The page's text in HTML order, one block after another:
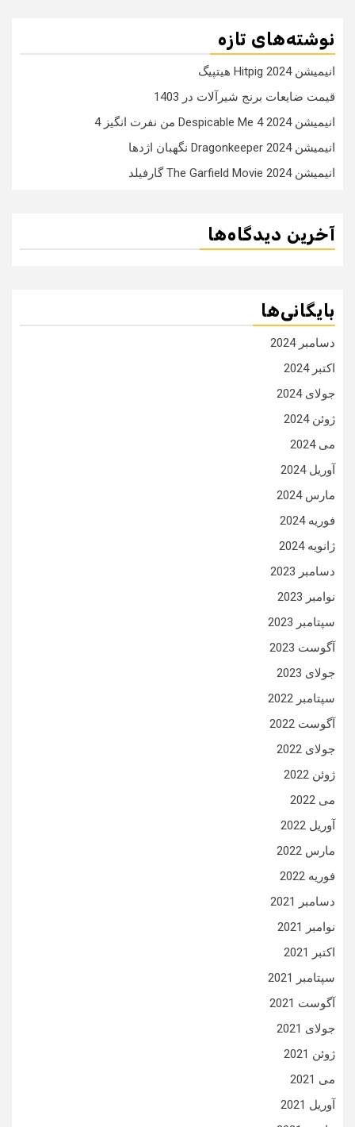
نوشته‌های تازه
انیمیشن Hitpig 2024 هیتپیگ
قیمت ضایعات برنج شیرآلات در 1403
انیمیشن Despicable Me 4 2024 من نفرت انگیز 4
انیمیشن Dragonkeeper 2024 نگهبان اژدها
انیمیشن The Garfield Movie 2024 گارفیلد
آخرین دیدگاه‌ها
بایگانی‌ها
دسامبر 2024
اکتبر 2024
جولای 2024
ژوئن 2024
می 2024
آوریل 2024
مارس 2024
فوریه 2024
ژانویه 2024
دسامبر 2023
نوامبر 2023
سپتامبر 2023
آگوست 2023
جولای 2023
سپتامبر 2022
آگوست 2022
جولای 2022
ژوئن 2022
می 2022
آوریل 2022
مارس 2022
فوریه 2022
دسامبر 2021
نوامبر 2021
اکتبر 2021
سپتامبر 2021
آگوست 2021
جولای 2021
ژوئن 2021
می 2021
آوریل 2021